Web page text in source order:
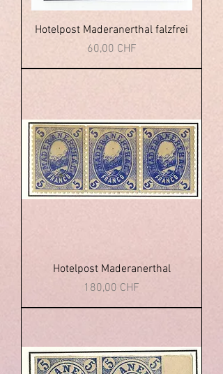
Hotelpost Maderanerthal falzfrei
Preis
60,00 CHF
Hotelpost Maderanerthal
Preis
180,00 CHF